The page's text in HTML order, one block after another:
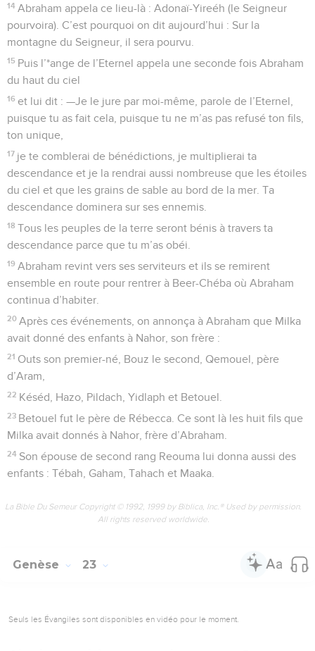
14 Abraham appela ce lieu-là : Adonaï-Yireéh (le Seigneur
pourvoira). C’est pourquoi on dit aujourd’hui : Sur la
montagne du Seigneur, il sera pourvu.
15 Puis l’*ange de l’Eternel appela une seconde fois Abraham
du haut du ciel
16 et lui dit : —Je le jure par moi-même, parole de l’Eternel,
puisque tu as fait cela, puisque tu ne m’as pas refusé ton fils,
ton unique,
17 je te comblerai de bénédictions, je multiplierai ta
descendance et je la rendrai aussi nombreuse que les étoiles
du ciel et que les grains de sable au bord de la mer. Ta
descendance dominera sur ses ennemis.
18 Tous les peuples de la terre seront bénis à travers ta
descendance parce que tu m’as obéi.
19 Abraham revint vers ses serviteurs et ils se remirent
ensemble en route pour rentrer à Beer-Chéba où Abraham
continua d’habiter.
20 Après ces événements, on annonça à Abraham que Milka
avait donné des enfants à Nahor, son frère :
21 Outs son premier-né, Bouz le second, Qemouel, père
d’Aram,
22 Késéd, Hazo, Pildach, Yidlaph et Betouel.
23 Betouel fut le père de Rébecca. Ce sont là les huit fils que
Milka avait donnés à Nahor, frère d’Abraham.
24 Son épouse de second rang Reouma lui donna aussi des
enfants : Tébah, Gaham, Tahach et Maaka.
La Bible Du Semeur Copyright © 1992, 1999 by Biblica, Inc.® Used by permission.
All rights reserved worldwide.
Genèse 23
Seuls les Évangiles sont disponibles en vidéo pour le moment.